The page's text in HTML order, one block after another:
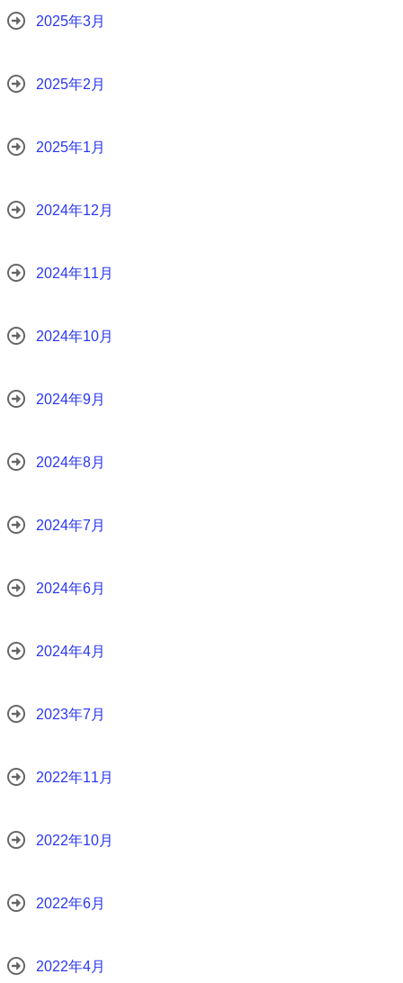
2025年3月
2025年2月
2025年1月
2024年12月
2024年11月
2024年10月
2024年9月
2024年8月
2024年7月
2024年6月
2024年4月
2023年7月
2022年11月
2022年10月
2022年6月
2022年4月